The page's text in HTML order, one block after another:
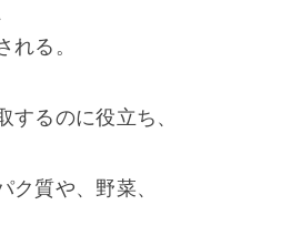
れる。
するのに役立ち、
ク質や、野菜、